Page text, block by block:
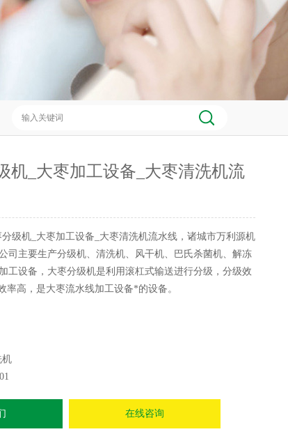
机_大枣加工设备_大枣清洗机流
分级机_大枣加工设备_大枣清洗机流水线，诸城市万利源机
司主要生产分级机、清洗机、风干机、巴氏杀菌机、解冻
工设备，大枣分级机是利用滚杠式输送进行分级，分级效
率高，是大枣流水线加工设备*的设备。
机
在线咨询